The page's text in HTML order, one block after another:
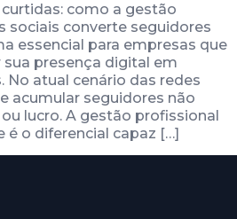
como a gestão
sociais converte seguidores
essencial para empresas que
presença digital em
No atual cenário das redes
acumular seguidores não
lucro. A gestão profissional
é o diferencial capaz […]